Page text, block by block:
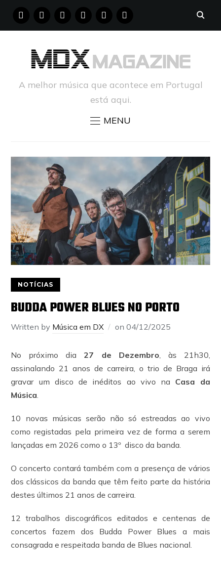
FACEBOOKINSTAGRAM
YOUTUBE PINTERESTTUMBLR
A melhor música que acontece em Portugal
está aqui.
MENU
NOTÍCIAS
BUDDA POWER BLUES NO PORTO
Written by Música em DX on04/12/2025
No próximo dia27 de Dezembro , às 21h30,
assinalando 21 anos de carreira, o trio de Braga irá
gravar um disco de inéditos ao vivo na Casa da
Música
10 novas músicas serão não só estreadas ao vivo
como registadas pela primeira vez de forma a serem
lançadas em 2026 como o 13º disco da banda.
O concerto contará também com a presença de vários
dos clássicos da banda que têm feito parte da história
destes últimos 21 anos de carreira.
12 trabalhos discográficos editados e centenas de
concertos fazem dos Budda Power Blues a mais
consagrada e respeitada banda de Blues nacional.